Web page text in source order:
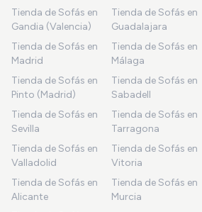
Tienda de Sofás en
Gandia (Valencia)
Tienda de Sofás en
Guadalajara
Tienda de Sofás en
Madrid
Tienda de Sofás en
Málaga
Tienda de Sofás en
Pinto (Madrid)
Tienda de Sofás en
Sabadell
Tienda de Sofás en
Sevilla
Tienda de Sofás en
Tarragona
Tienda de Sofás en
Valladolid
Tienda de Sofás en
Vitoria
Tienda de Sofás en
Alicante
Tienda de Sofás en
Murcia